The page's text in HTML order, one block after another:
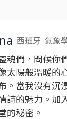
西班牙 氣象
魂們，問候你
太陽般溫暖的
。當我沒有沉
詩的魅力。加
的秘密。